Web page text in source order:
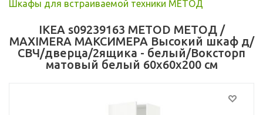
Шкафы для встраиваемой техники МЕТОД
IKEA s09239163 METOD МЕТОД /
MAXIMERA МАКСИМЕРА Высокий шкаф д/
СВЧ/дверца/2ящика - белый/Воксторп
матовый белый 60x60x200 см